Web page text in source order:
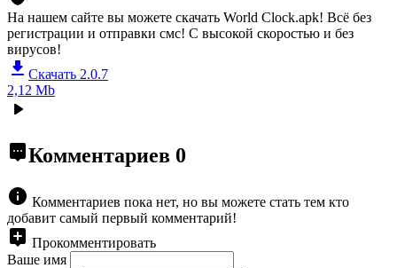
На нашем сайте вы можете скачать World Clock.apk! Всё без
регистрации и отправки смс! С высокой скоростью и без
вирусов!
Скачать 2.0.7
2,12 Mb
Комментариев 0
Комментариев пока нет, но вы можете стать тем кто
добавит самый первый комментарий!
Прокомментировать
Ваше имя